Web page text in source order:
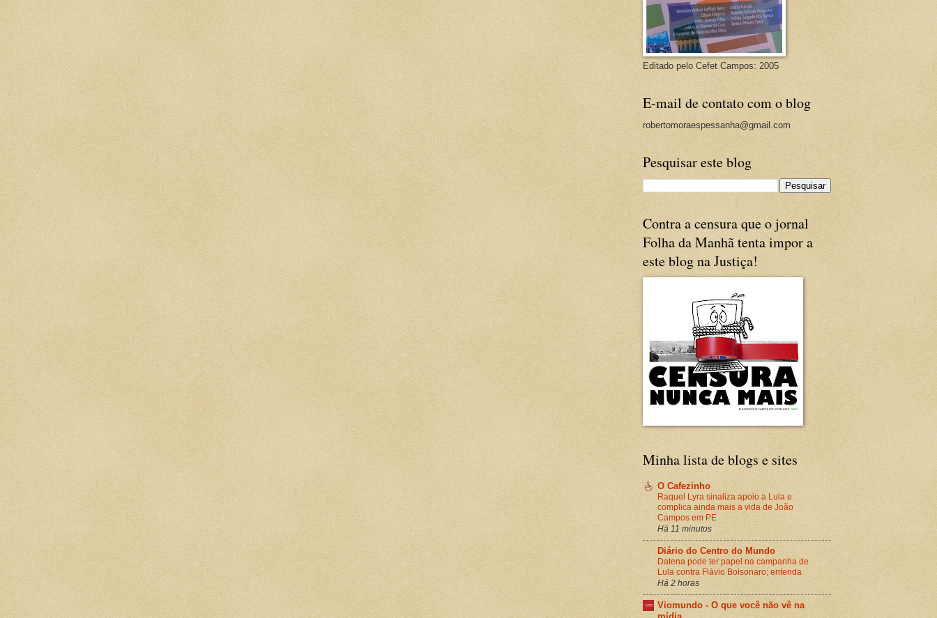
Editado pelo Cefet Campos: 2005
E-mail de contato com o blog
robertomoraespessanha@gmail.com
Pesquisar este blog
Contra a censura que o jornal
Folha da Manhã tenta impor a
este blog na Justiça!
Minha lista de blogs e sites
O Cafezinho
Raquel Lyra sinaliza apoio a Lula e
complica ainda mais a vida de João
Campos em PE
Há 11 minutos
Diário do Centro do Mundo
Datena pode ter papel na campanha de
Lula contra Flávio Bolsonaro; entenda
Há 2 horas
Viomundo - O que você não vê na
mídia